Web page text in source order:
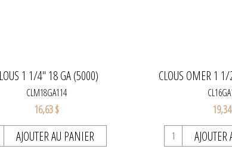
1 1/4'' 18 GA (5000)
CLM18GA114
16,63 $
AJOUTER AU PANIER
CLOUS OMER 1